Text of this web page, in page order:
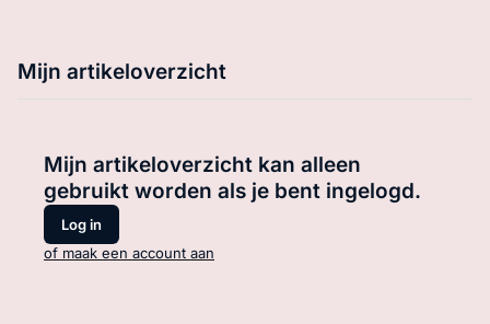
Mijn artikeloverzicht
Mijn artikeloverzicht kan alleen
gebruikt worden als je bent ingelogd.
Log in
of maak een account aan